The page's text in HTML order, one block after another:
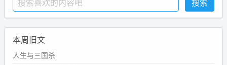
本周旧文
人生与三国杀